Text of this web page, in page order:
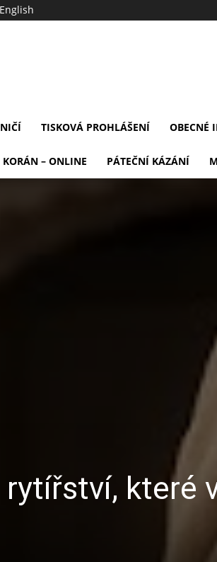
English
TISKOVÁ PROHLÁŠENÍ OBECNÉ
KORÁN – ONLINE PÁTEČNÍ KÁZÁNÍ
které